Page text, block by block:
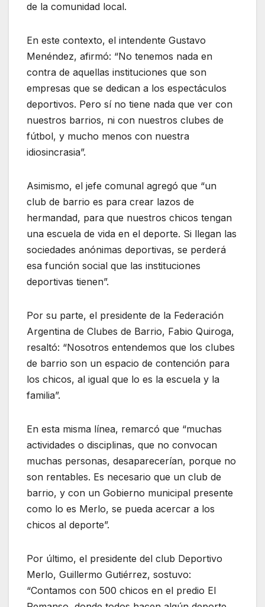
de la comunidad local.
En este contexto, el intendente Gustavo
Menéndez, afirmó: “No tenemos nada en
contra de aquellas instituciones que son
empresas que se dedican a los espectáculos
deportivos. Pero sí no tiene nada que ver con
nuestros barrios, ni con nuestros clubes de
fútbol, y mucho menos con nuestra
idiosincrasia”.
Asimismo, el jefe comunal agregó que “un
club de barrio es para crear lazos de
hermandad, para que nuestros chicos tengan
una escuela de vida en el deporte. Si llegan las
sociedades anónimas deportivas, se perderá
esa función social que las instituciones
deportivas tienen”.
Por su parte, el presidente de la Federación
Argentina de Clubes de Barrio, Fabio Quiroga,
resaltó: “Nosotros entendemos que los clubes
de barrio son un espacio de contención para
los chicos, al igual que lo es la escuela y la
familia”.
En esta misma línea, remarcó que “muchas
actividades o disciplinas, que no convocan
muchas personas, desaparecerían, porque no
son rentables. Es necesario que un club de
barrio, y con un Gobierno municipal presente
como lo es Merlo, se pueda acercar a los
chicos al deporte”.
Por último, el presidente del club Deportivo
Merlo, Guillermo Gutiérrez, sostuvo:
“Contamos con 500 chicos en el predio El